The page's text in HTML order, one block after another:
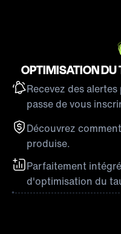
OPTIMISATION DU
Recevez des
passe de vous
Découvrez
produise.
Parfaitement
d'optimisation du